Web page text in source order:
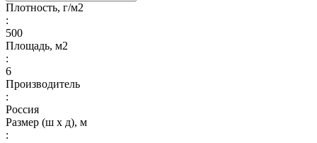
Плотность, г/м2
:
500
Площадь, м2
:
6
Производитель
:
Россия
Размер (ш х д), м
: